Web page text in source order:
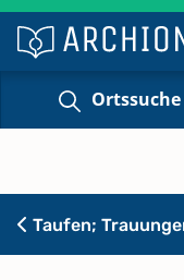
Ortssuche
Taufen;